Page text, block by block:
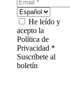
He leído y
acepto la
Política de
Privacidad *
Suscríbete al
boletín